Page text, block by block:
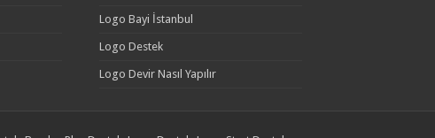
Logo Bayi İstanbul
Logo Destek
Logo Devir Nasıl Yapılır